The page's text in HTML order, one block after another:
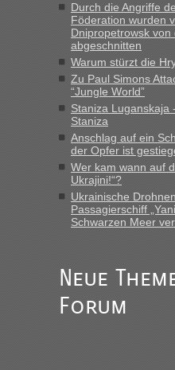
Recht, Visa und
Anfang des Jahres
Verstöße im Wert von
aufgedeckt
„Kein Zoll. Du musst an sich
und du nicht damit handeln
Originalverpackt ist und
keine Probleme geben“
Recht, Visa und
gebrauchter Kleidung
„Hallo Leute, ich weiß nicht,
mitnehmen. Es ist gebrauchte
Berichte und
Durch die Angriffe
Föderation wurden
Dnipropetrowsk
abgeschnitten
Warum stürzt die
Zu Paul Simons
“Jungle World”
Staniza Luganskaja
Staniza
Anschlag auf ein
der Opfer ist
Wer kam wann auf
Ukrajini!“?
Ukrainische
Passagierschiff
Schwarzen Meer
Neue
Forum